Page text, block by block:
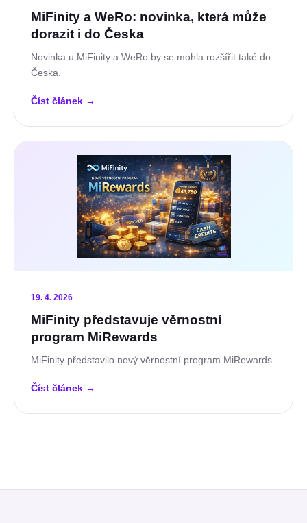
MiFinity a WeRo: novinka, která může
dorazit i do Česka
Novinka u MiFinity a WeRo by se mohla rozšířit také do
Česka.
Číst článek →
19. 4. 2026
MiFinity představuje věrnostní
program MiRewards
MiFinity představilo nový věrnostní program MiRewards.
Číst článek →